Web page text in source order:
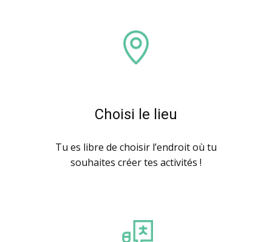
Choisi le lieu
Tu es libre de choisir l’endroit où tu
souhaites créer tes activités !